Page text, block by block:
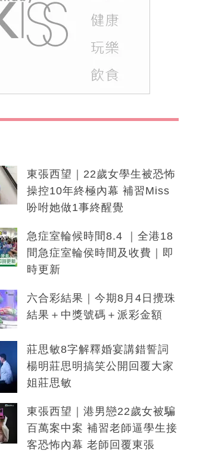
東張西望｜22歲女學生被恐怖
操控10年終極內幕 補習Miss
吩咐她做1事終醒覺
急症室輪候時間8.4 ｜全港18
間急症室輪侯時間及收費｜即
時更新
六合彩結果｜今期8月4日攪珠
結果＋中獎號碼＋派彩金額
莊思敏8字解釋婚宴講錯誓詞
楊明莊思明搞笑公開回覆大家
姐莊思敏
東張西望｜港男戀22歲女被騙
百萬案中案 補習老師逼學生接
客恐怖內幕 老師回覆東張